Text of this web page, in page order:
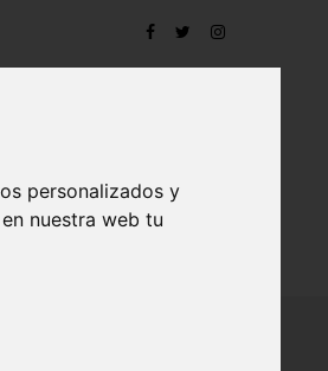
personalizados y
nuestra web tu